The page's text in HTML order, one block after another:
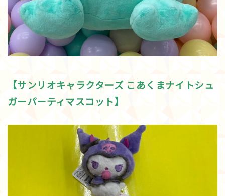
【サンリオキャラクターズ こあくまナイトシュ
ガーパーティマスコット】